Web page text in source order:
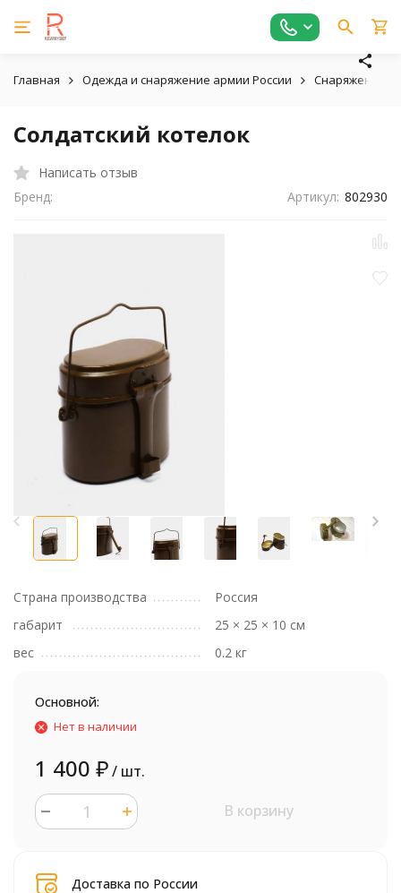
Главная Одежда и снаряжение армии России Снаряжение
Солдатский котелок
Написать отзыв
Бренд:
Артикул: 802930
Страна производства
Россия
габарит
25 × 25 × 10 см
вес
0.2 кг
Основной:
Нет в наличии
1 400 ₽/ шт.
В корзину
Доставка по России